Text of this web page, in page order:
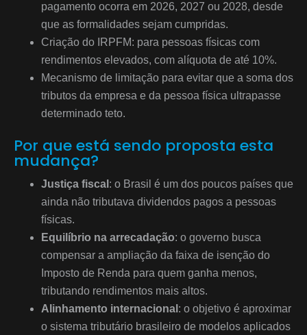
pagamento ocorra em 2026, 2027 ou 2028, desde
que as formalidades sejam cumpridas.
Criação do IRPFM: para pessoas físicas com
rendimentos elevados, com alíquota de até 10%.
Mecanismo de limitação para evitar que a soma dos
tributos da empresa e da pessoa física ultrapasse
determinado teto.
Por que está sendo proposta esta
mudança?
Justiça fiscal : o Brasil é um dos poucos países que
ainda não tributava dividendos pagos a pessoas
físicas.
Equilíbrio na arrecadação: o governo busca
compensar a ampliação da faixa de isenção do
Imposto de Renda para quem ganha menos,
tributando rendimentos mais altos.
Alinhamento internacional : o objetivo é aproximar
o sistema tributário brasileiro de modelos aplicados